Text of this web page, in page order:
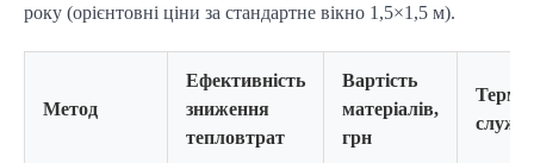
року (орієнтовні ціни за стандартне вікно 1,5×1,5 м).
Метод
Ефективність
зниження
тепловтрат
Вартість
матеріалів,
грн
Термін